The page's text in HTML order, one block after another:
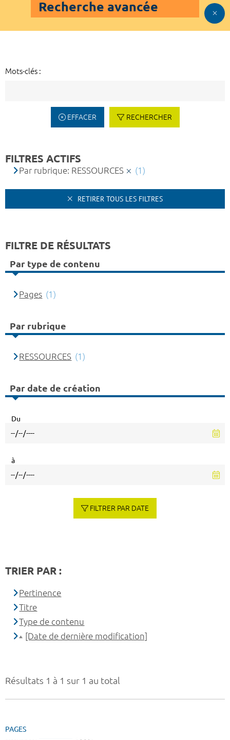
Recherche avancée
Mots-clés :
EFFACER RECHERCHER
Résultats 1 à 1 sur 1 au total
PAGES
FILTRES ACTIFS
Par rubrique: RESSOURCES (1)
RETIRER TOUS LES FILTRES
FILTRE DE RÉSULTATS
Par type de contenu
Pages (1)
Par rubrique
RESSOURCES (1)
Par date de création
Du
à
FILTRER PAR DATE
TRIER PAR :
Pertinence
Titre
Type de contenu
[Date de dernière modification]